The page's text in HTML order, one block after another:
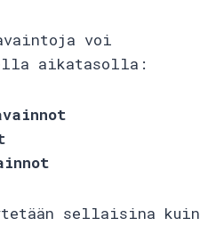
voi
aikatasolla:
sellaisina kuin